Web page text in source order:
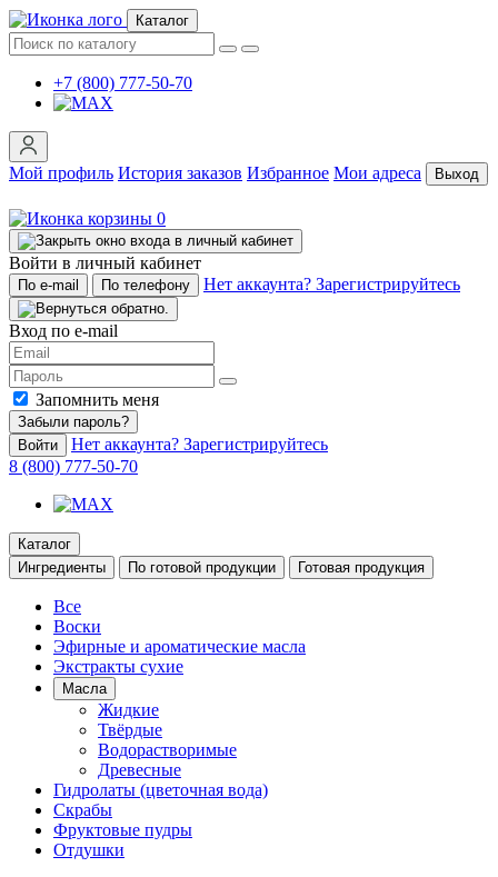
Каталог
+7 (800) 777-50-70
Мой профиль История заказов Избранное Мои адреса Выход
0
Войти в личный кабинет
По e-mail По телефону Нет аккаунта? Зарегистрируйтесь
Вход по e-mail
Запомнить меня
Забыли пароль?
Войти
Нет аккаунта? Зарегистрируйтесь
8 (800) 777-50-70
Каталог
Ингредиенты
По готовой продукции Готовая продукция
Все
Воски
Эфирные и ароматические масла
Экстракты сухие
Масла
Жидкие
Твёрдые
Водорастворимые
Древесные
Гидролаты (цветочная вода)
Скрабы
Фруктовые пудры
Отдушки